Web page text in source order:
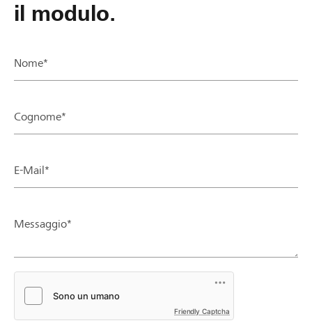
il modulo.
Nome*
Cognome*
E-Mail*
Messaggio*
Friendly Captcha